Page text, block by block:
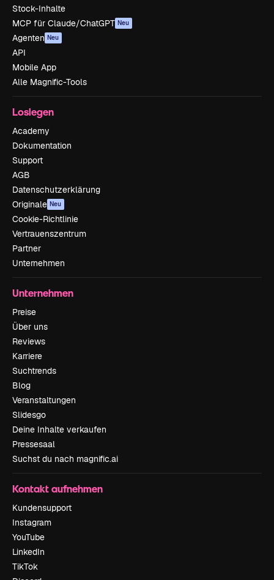
Stock-Inhalte
MCP für Claude/ChatGPT Neu
Agenten Neu
API
Mobile App
Alle Magnific-Tools
Loslegen
Academy
Dokumentation
Support
AGB
Datenschutzerklärung
Originale Neu
Cookie-Richtlinie
Vertrauenszentrum
Partner
Unternehmen
Unternehmen
Preise
Über uns
Reviews
Karriere
Suchtrends
Blog
Veranstaltungen
Slidesgo
Deine Inhalte verkaufen
Pressesaal
Suchst du nach magnific.ai
Kontakt aufnehmen
Kundensupport
Instagram
YouTube
LinkedIn
TikTok